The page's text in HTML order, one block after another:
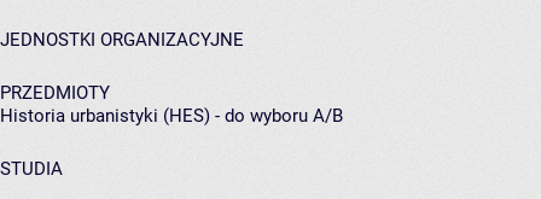
JEDNOSTKI ORGANIZACYJNE
PRZEDMIOTY
Historia urbanistyki (HES) - do wyboru A/B
STUDIA